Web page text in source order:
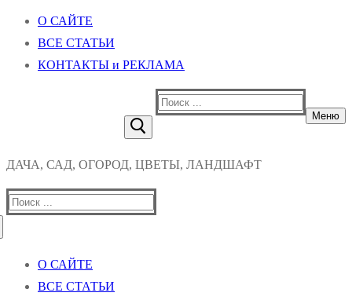
О САЙТЕ
ВСЕ СТАТЬИ
КОНТАКТЫ и РЕКЛАМА
Найти:
Меню
ДАЧА, САД, ОГОРОД, ЦВЕТЫ, ЛАНДШАФТ
Найти:
О САЙТЕ
ВСЕ СТАТЬИ